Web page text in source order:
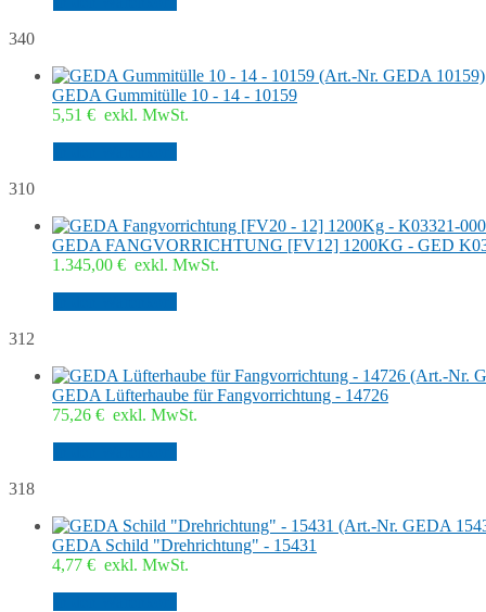
340
GEDA Gummitülle 10 - 14 - 10159
5,51 € exkl. MwSt.
310
GEDA FANGVORRICHTUNG [FV12] 1200KG - GED
1.345,00 € exkl. MwSt.
312
GEDA Lüfterhaube für Fangvorrichtung - 14726
75,26 € exkl. MwSt.
318
GEDA Schild "Drehrichtung" - 15431
4,77 € exkl. MwSt.